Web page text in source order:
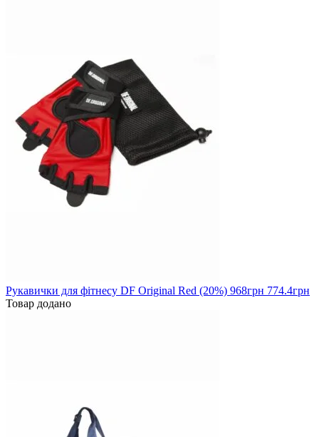
Рукавички для фітнесу DF Original Red (20%) 968грн 774.4грн
Товар додано